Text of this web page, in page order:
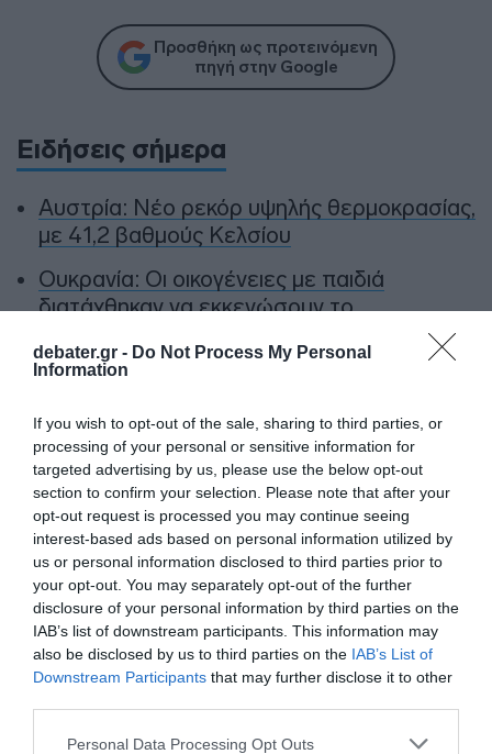
debater.gr - Do Not Process My Personal
Information
If you wish to opt-out of the sale, sharing to third parties, or
processing of your personal or sensitive information for
targeted advertising by us, please use the below opt-out
section to confirm your selection. Please note that after your
opt-out request is processed you may continue seeing
interest-based ads based on personal information utilized by
us or personal information disclosed to third parties prior to
your opt-out. You may separately opt-out of the further
disclosure of your personal information by third parties on the
IAB’s list of downstream participants. This information may
also be disclosed by us to third parties on the IAB’s List of
Downstream Participants that may further disclose it to other
Please note that this website/app uses one or more Google
Personal Data Processing Opt Outs
Προσθήκη ως προτεινόμενη
πηγή στην Google
Ειδήσεις σήμερα
Αυστρία: Νέο ρεκόρ υψηλής θερμοκρασίας,
με 41,2 βαθμούς Κελσίου
Ουκρανία: Οι οικογένειες με παιδιά
διατάχθηκαν να εκκενώσουν το
ΗΠΑ: Ο Ζούκερμπεργκ απολογήθηκε στην
Χαλκιδική: Εντός ορίων τα αποτελέσματα
από τις πρώτες μικροβιολογικές αναλύσεις
στο πόσιμο νερό
Ακολούθησε το debater.gr στο
Google News
και μάθετε πρώτοι όλες τις ειδήσεις
Share Tweet